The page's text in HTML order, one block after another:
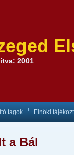
2001
tagok Elnöki
a Bál